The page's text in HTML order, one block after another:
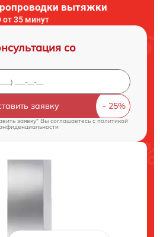
вытяжки
от 35 минут
со
заявку
заявку" Вы соглашаетесь cполитикой